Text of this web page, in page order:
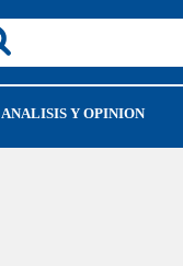
ANALISIS Y OPINION